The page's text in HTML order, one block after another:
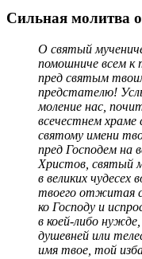
Сильная молитва
О святый
помошниче всем к
пред святым
предстателю!
моление нас,
всечестнем храме
святому имени
пред Господем на
Христов, святый
в великих чудесех
твоего отжитая
ко Господу и
в коей-либо нужде,
душевней или
имя твое, той